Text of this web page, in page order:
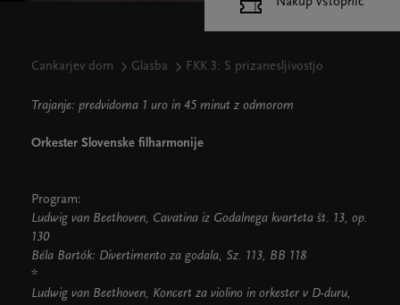
Cankarjev dom Glasba FKK 3: S prizanesljivostjo
Trajanje: predvidoma 1 uro in 45 minut z odmorom
Orkester Slovenske filharmonije
Program:
Ludwig van Beethoven, Cavatina iz Godalnega kvarteta št. 13, op.
130
Béla Bartók: Divertimento za godala, Sz. 113, BB 118
*
Ludwig van Beethoven, Koncert za violino in orkester v D-duru,